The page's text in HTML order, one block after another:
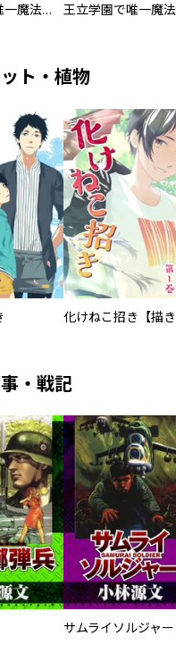
王立学園で唯一魔法が使えない庶民仲間のはずですよね～実は王子様で私を溺愛しているなんて告白はやめてください～
ト・植物
・戦記